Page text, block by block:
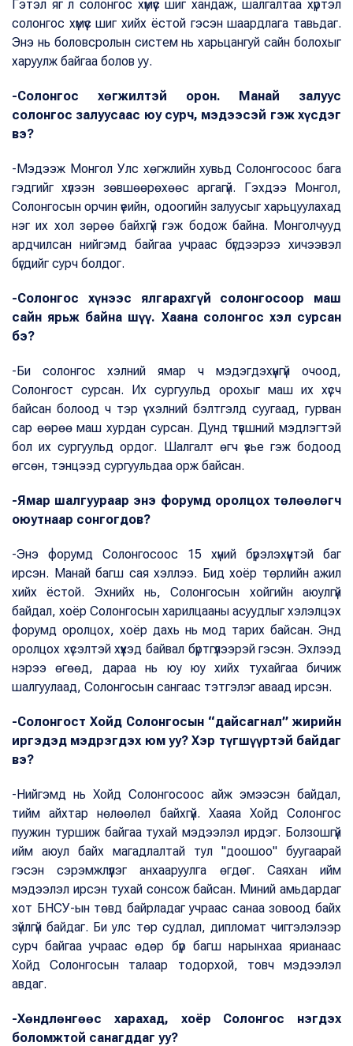
Гэтэл яг л солонгос хүмүүс шиг хандаж, шалгалтаа хүртэл
солонгос хүмүүс шиг хийх ёстой гэсэн шаардлага тавьдаг.
Энэ нь боловсролын систем нь харьцангуй сайн болохыг
харуулж байгаа болов уу.
-Солонгос хөгжилтэй орон. Манай залуус
солонгос залуусаас юу сурч, мэдээсэй гэж хүсдэг
вэ?
-Мэдээж Монгол Улс хөгжлийн хувьд Солонгосоос бага
гэдгийг хүлээн зөвшөөрөхөөс аргагүй. Гэхдээ Монгол,
Солонгосын орчин үеийн, одоогийн залуусыг харьцуулахад
нэг их хол зөрөө байхгүй гэж бодож байна. Монголчууд
ардчилсан нийгэмд байгаа учраас бүгдээрээ хичээвэл
бүгдийг сурч болдог.
-Солонгос хүнээс ялгарахгүй солонгосоор маш
сайн ярьж байна шүү. Хаана солонгос хэл сурсан
бэ?
-Би солонгос хэлний ямар ч мэдэгдэхүүнгүй очоод,
Солонгост сурсан. Их сургуульд орохыг маш их хүсч
байсан болоод ч тэр үү хэлний бэлтгэлд суугаад, гурван
сар өөрөө маш хурдан сурсан. Дунд түвшний мэдлэгтэй
бол их сургуульд ордог. Шалгалт өгч үзье гэж бодоод
өгсөн, тэнцээд сургуульдаа орж байсан.
-Ямар шалгуураар энэ форумд оролцох төлөөлөгч
оюутнаар сонгогдов?
-Энэ форумд Солонгосоос 15 хүний бүрэлэхүүнтэй баг
ирсэн. Манай багш сая хэллээ. Бид хоёр төрлийн ажил
хийх ёстой. Эхнийх нь, Солонгосын хойгийн аюулгүй
байдал, хоёр Солонгосын харилцааны асуудлыг хэлэлцэх
форумд оролцох, хоёр дахь нь мод тарих байсан. Энд
оролцох хүсэлтэй хүүхэд байвал бүртгүүлээрэй гэсэн. Эхлээд
нэрээ өгөөд, дараа нь юу юу хийх тухайгаа бичиж
шалгуулаад, Солонгосын сангаас тэтгэлэг аваад ирсэн.
-Солонгост Хойд Солонгосын “дайсагнал” жирийн
иргэдэд мэдрэгдэх юм уу? Хэр түгшүүртэй байдаг
вэ?
-Нийгэмд нь Хойд Солонгосоос айж эмээсэн байдал,
тийм айхтар нөлөөлөл байхгүй. Хааяа Хойд Солонгос
пуужин туршиж байгаа тухай мэдээлэл ирдэг. Болзошгүй
ийм аюул байх магадлалтай тул "доошоо" буугаарай
гэсэн сэрэмжлүүлэг анхааруулга өгдөг. Саяхан ийм
мэдээлэл ирсэн тухай сонсож байсан. Миний амьдардаг
хот БНСУ-ын төвд байрладаг учраас санаа зовоод байх
зүйлгүй байдаг. Би улс төр судлал, дипломат чиггэлэлээр
сурч байгаа учраас өдөр бүр багш нарынхаа ярианаас
Хойд Солонгосын талаар тодорхой, товч мэдээлэл
авдаг.
-Хөндлөнгөөс харахад, хоёр Солонгос нэгдэх
боломжтой санагддаг уу?